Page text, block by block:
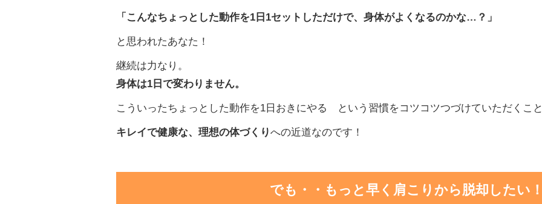
「こんなちょっとした動作を1日1セットしただけで、身体がよくなるのかな… ？」
と思われたあなた！
継続は力なり。
身体は1日で変わりません。
こういったちょっとした動作を1日おきにやる という習慣をコツコツつづけていただくこ
キレイで健康な、理想の体づくりへの近道なのです！
でも・・もっと早く肩こりから脱却したい！